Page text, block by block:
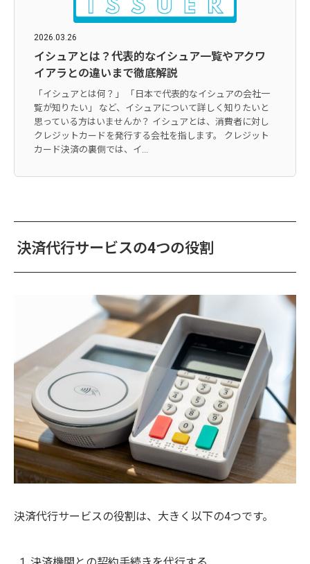
2026.03.26
イシュアとは？代表的なイシュア一覧やアクワ
イアラとの違いまで徹底解説
「イシュアとは何？」 「日本で代表的なイシュアの会社一
覧が知りたい」 など、イシュアについて詳しく知りたいと
思っている方はいませんか？ イシュアとは、消費者に対し
クレジットカードを発行する会社を指します。 クレジット
カード決済の裏側では、イ...
決済代行サービスの4つの役割
決済代行サービスの役割は、大きく以下の4つです。